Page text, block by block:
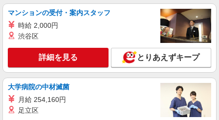
時給◎研修あり
時給1450円〜2187円 ＜日払い有/週払い有/交
キープ 詳細を見る
株式会社kotrio /●KB-H-1855525
姫路駅の看護助手＊給与重視なら夜勤(時給
マンションの受付・案内スタッフ
時給 2,000円
渋谷区
詳細を見る とりあえずキープ
大学病院の中材滅菌
月給 254,160円
足立区